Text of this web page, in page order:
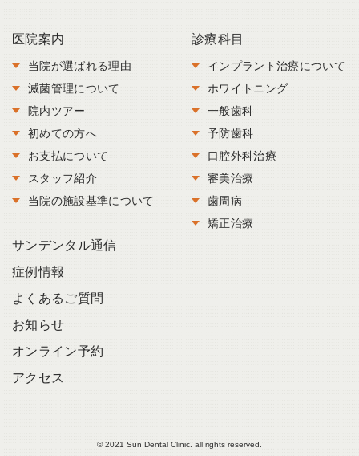
医院案内
当院が選ばれる理由
滅菌管理について
院内ツアー
初めての方へ
お支払について
スタッフ紹介
当院の施設基準について
診療科目
インプラント治療について
ホワイトニング
一般歯科
予防歯科
口腔外科治療
審美治療
歯周病
矯正治療
サンデンタル通信
症例情報
よくあるご質問
お知らせ
オンライン予約
アクセス
© 2021 Sun Dental Clinic. all rights reserved.